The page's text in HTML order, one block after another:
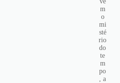
m
o
mi
sté
rio
do
te
m
po
, a